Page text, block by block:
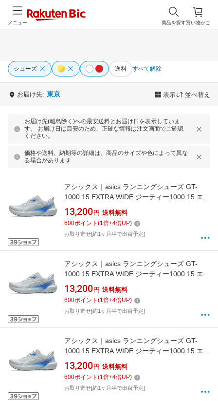
買い物かご
商品を探す
メニュー
シューズ 送料 すべて解除
お届け先: 東京 表示 並べ替え
お届け先(離島除く)への最安送料とお届け日を表示していま
す。 お届け日は目安のため、正確な情報は注文画面でご確認
ください。
価格や送料、納期等の詳細は、商品のサイズや色によって異な
る場合があります
アシックス｜asics ランニングシューズ GT-
1000 15 EXTRA WIDE ジーティー1000 15 エク
ストラワイド PIEDMONT GREY×NEON BLUE
1011C231 [メンズ /27.5cm /幅:ExtraWide(4E相
当)]【返品交換不可】
13,200 円 送料無料
600ポイント (1倍+4倍UP)
お取り寄せ[約1ヶ月半で出荷予定]
アシックス｜asics ランニングシューズ GT-
1000 15 EXTRA WIDE ジーティー1000 15 エク
ストラワイド PIEDMONT GREY×NEON BLUE
1011C231 [メンズ /26.0cm /幅:ExtraWide(4E相
当)]【返品交換不可】
13,200 円 送料無料
600ポイント (1倍+4倍UP)
お取り寄せ[約1ヶ月半で出荷予定]
アシックス｜asics ランニングシューズ GT-
1000 15 EXTRA WIDE ジーティー1000 15 エク
ストラワイド PIEDMONT GREY×NEON BLUE
1011C231 [メンズ /26.5cm /幅:ExtraWide(4E相
当)]【返品交換不可】
13,200 円 送料無料
600ポイント (1倍+4倍UP)
お取り寄せ[約1ヶ月半で出荷予定]